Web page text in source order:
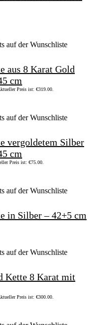
auf der Wunschliste
aus 8 Karat Gold
cm
Preis ist: €319.00.
auf der Wunschliste
vergoldetem Silber
cm
Preis ist: €75.00.
auf der Wunschliste
in Silber – 42+5 cm
auf der Wunschliste
Kette 8 Karat mit
Preis ist: €300.00.